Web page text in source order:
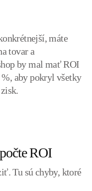
máte
tovar a
by mal mať ROI
aby pokryl všetky
ROI
Tu sú chyby, ktoré